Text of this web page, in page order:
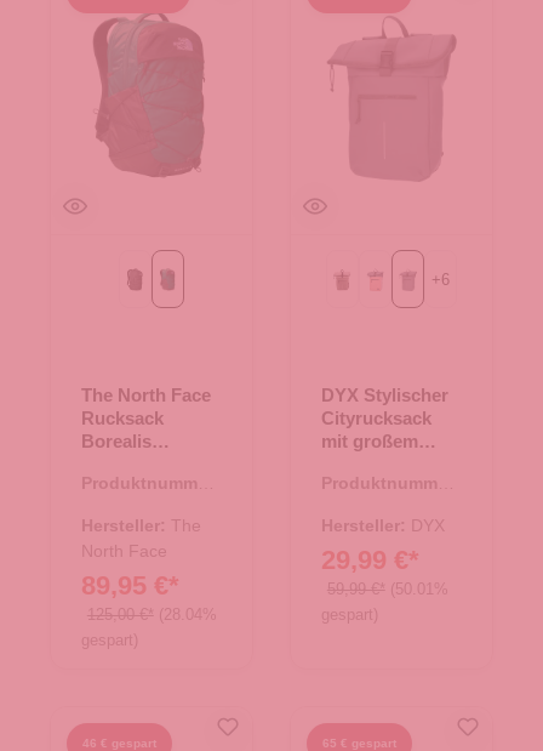
Asphalt Grey Light Heather
Evergreen-TNF Black
The North Face
Rucksack
Borealis
Black
Produktnummer:
Hersteller: The
North Face
89,95 €*
125,00 €* (28.04%
gespart)
Beige-Brown
Rosadunkelgrau
+6
DYX Stylischer
Cityrucksack
mit großem
Bennie
Produktnummer:
Hersteller: DYX
29,99 €*
59,99 €* (50.01%
gespart)
46 € gespart 65 € gespart